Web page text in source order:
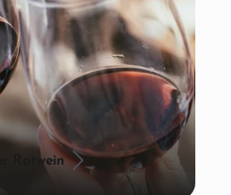
Rotwein